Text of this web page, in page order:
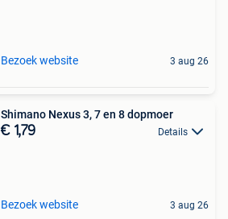
Bezoek website 3 aug 26
Shimano Nexus 3, 7 en 8 dopmoer
€ 1,79 Details
Bezoek website 3 aug 26